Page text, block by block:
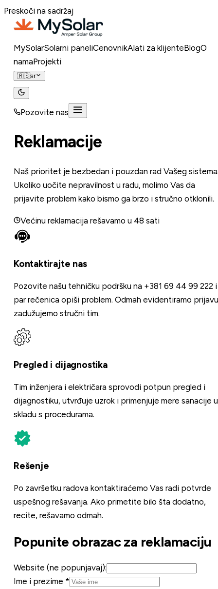
Preskoči na sadržaj
MySolarSolarni paneliCenovnikAlati za klijenteBlogO
namaProjekti
🇷🇸sr
Pozovite nas
Reklamacije
Naš prioritet je bezbedan i pouzdan rad Vašeg
Ukoliko uočite nepravilnost u radu, molimo Vas da
prijavite problem kako bismo ga brzo i stručno otklonili.
Većinu reklamacija rešavamo u 48 sati
Kontaktirajte nas
Pozovite našu tehničku podršku na +381 69 44 99 222
par rečenica opiši problem. Odmah evidentiramo
zadužujemo stručni tim.
Pregled i dijagnostika
Tim inženjera i električara sprovodi potpun pregled i
dijagnostiku, utvrđuje uzrok i primenjuje mere sanacije u
skladu s procedurama.
Rešenje
Po završetku radova kontaktiraćemo Vas radi potvrde
uspešnog rešavanja. Ako primetite bilo šta dodatno,
recite, rešavamo odmah.
Popunite obrazac za reklamaciju
Website (ne popunjavaj):
Ime i prezime *